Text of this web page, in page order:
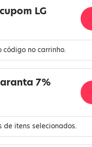
LG
no carrinho.
7%
de itens selecionados.